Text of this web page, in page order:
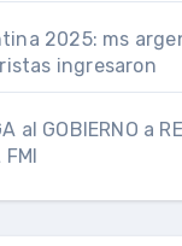
2025: ms
ingresaron
al GOBIERNO a
FMI